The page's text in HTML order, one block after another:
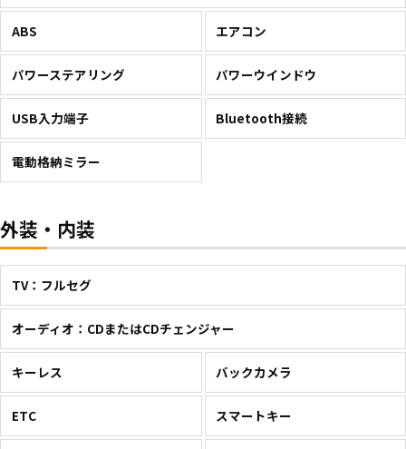
ABS エアコン
パワーステアリング パワーウインドウ
USB入力端子 Bluetooth接続
電動格納ミラー
外装・内装
TV：フルセグ
オーディオ：CDまたはCDチェンジャー
キーレス バックカメラ
ETC スマートキー